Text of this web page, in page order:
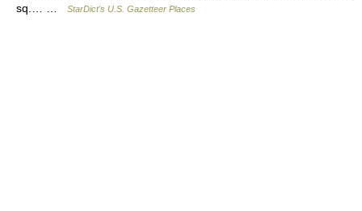
sq.… …
StarDict's U.S. Gazetteer Places